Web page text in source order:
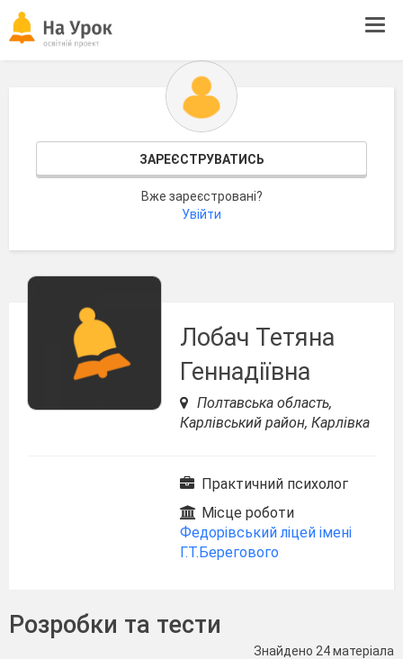
ЗАРЕЄСТРУВАТИСЬ
Вже зареєстровані?
Увійти
Лобач Тетяна
Геннадіївна
Полтавська область,
Карлівський район, Карлівка
Практичний психолог
Місце роботи
Федорівський ліцей імені
Г.Т.Берегового
Розробки та тести
Знайдено 24 матеріала